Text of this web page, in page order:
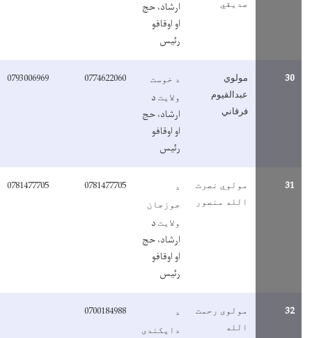
صدیقي
ارشاد، حج
او اوقافو
رئیس
مولوي
عبدالقیوم
فرقاني
د خوست
ولایت د
ارشاد، حج
او اوقافو
رئیس
0774622060
0793006969
مولوي نصرت
الله منصور
د
جوزجان
ولایت د
ارشاد، حج
او اوقافو
رئیس
0781477705
0781477705
مولوی رحمت
الله
د
دایکندی
0700184988